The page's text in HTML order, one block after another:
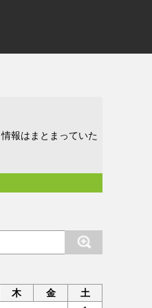
報はまとまっていた
木 金
土